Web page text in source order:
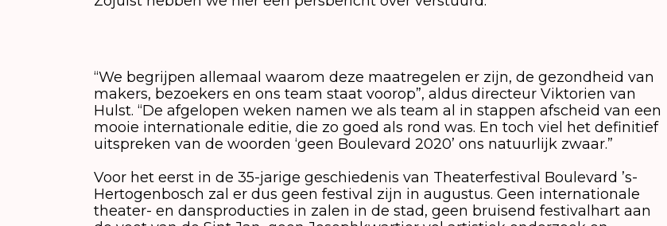
“We begrijpen allemaal waarom deze maatregelen er zijn, de gezondheid van
makers, bezoekers en ons team staat voorop”, aldus directeur Viktorien van
Hulst. “De afgelopen weken namen we als team al in stappen afscheid van een
mooie internationale editie, die zo goed als rond was. En toch viel het definitief
uitspreken van de woorden ‘geen Boulevard 2020’ ons natuurlijk zwaar.”
Voor het eerst in de 35-jarige geschiedenis van Theaterfestival Boulevard ’s-
Hertogenbosch zal er dus geen festival zijn in augustus. Geen internationale
theater- en dansproducties in zalen in de stad, geen bruisend festivalhart aan